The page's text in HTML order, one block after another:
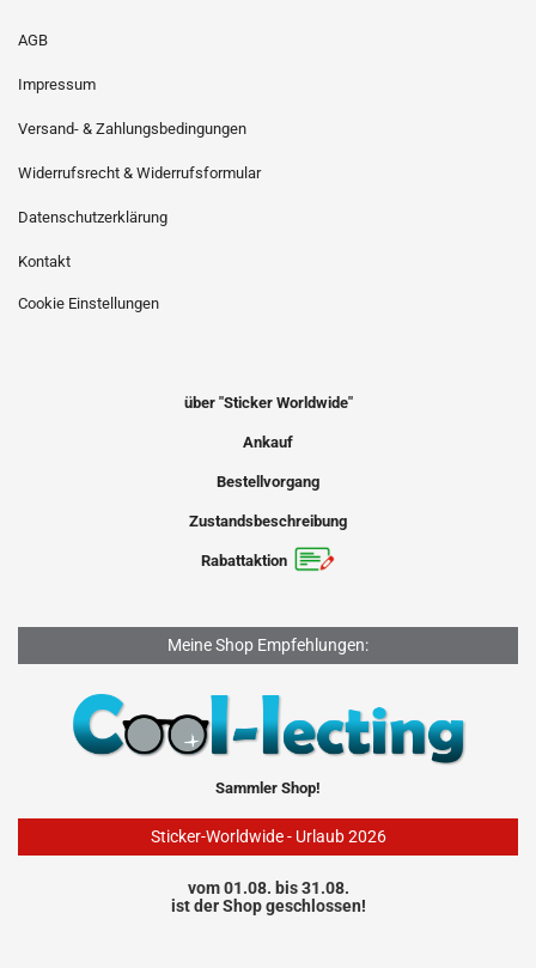
AGB
Impressum
Versand- & Zahlungsbedingungen
Widerrufsrecht & Widerrufsformular
Datenschutzerklärung
Kontakt
Cookie Einstellungen
über "Sticker Worldwide"
Ankauf
Bestellvorgang
Zustandsbeschreibung
Rabattaktion
Meine Shop Empfehlungen:
Sammler Shop!
Sticker-Worldwide - Urlaub 2026
vom 01.08. bis 31.08.
ist der Shop geschlossen!